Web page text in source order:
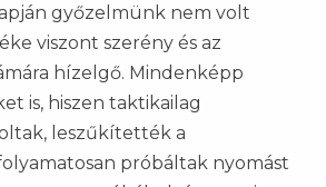
győzelmünk nem volt
viszont szerény és az
hízelgő. Mindenképp
is, hiszen taktikailag
leszűkítették a
próbáltak nyomást